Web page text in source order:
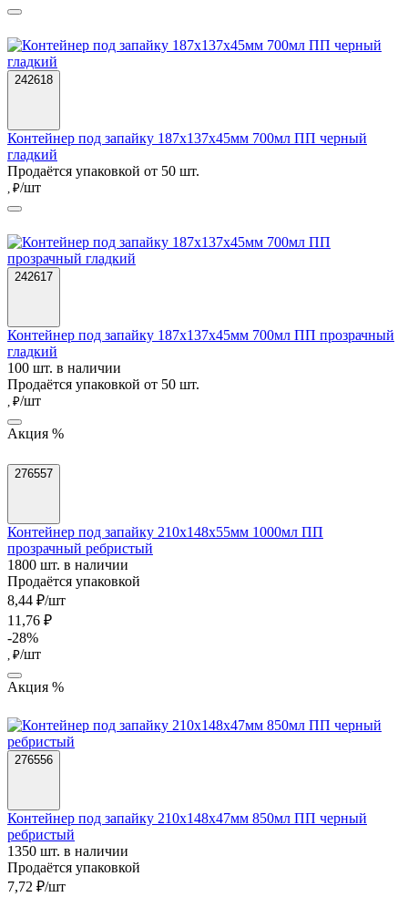
242618
Контейнер под запайку 187х137х45мм 700мл ПП черный
гладкий
Продаётся упаковкой от 50 шт.
, ₽/шт
242617
Контейнер под запайку 187х137х45мм 700мл ПП прозрачный
гладкий
100 шт. в наличии
Продаётся упаковкой от 50 шт.
, ₽/шт
Акция %
276557
Контейнер под запайку 210х148х55мм 1000мл ПП
прозрачный ребристый
1800 шт. в наличии
Продаётся упаковкой
8,44 ₽/шт
11,76 ₽
-28%
, ₽/шт
Акция %
276556
Контейнер под запайку 210х148х47мм 850мл ПП черный
ребристый
1350 шт. в наличии
Продаётся упаковкой
7,72 ₽/шт